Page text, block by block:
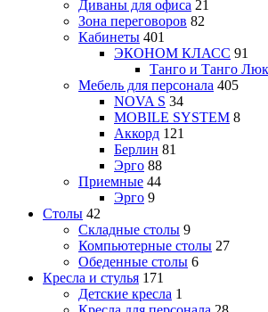
Диваны для офиса 21
Зона переговоров 82
Кабинеты 401
ЭКОНОМ КЛАСС 91
Танго и Танго
Мебель для персонала 405
NOVA S 34
MOBILE SYSTEM 8
Аккорд 121
Берлин 81
Эрго 88
Приемные 44
Эрго 9
Столы 42
Складные столы 9
Компьютерные столы 27
Обеденные столы 6
Кресла и стулья 171
Детские кресла 1